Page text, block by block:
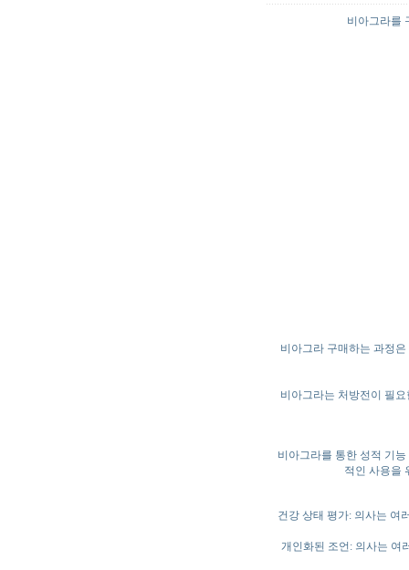
비아그라를
비아그라 구매하는 과정
비아그라는 처방전이 필
비아그라를 통한 성적 기
적인 사용을
건강 상태 평가: 의사는 여
개인화된 조언: 의사는 여